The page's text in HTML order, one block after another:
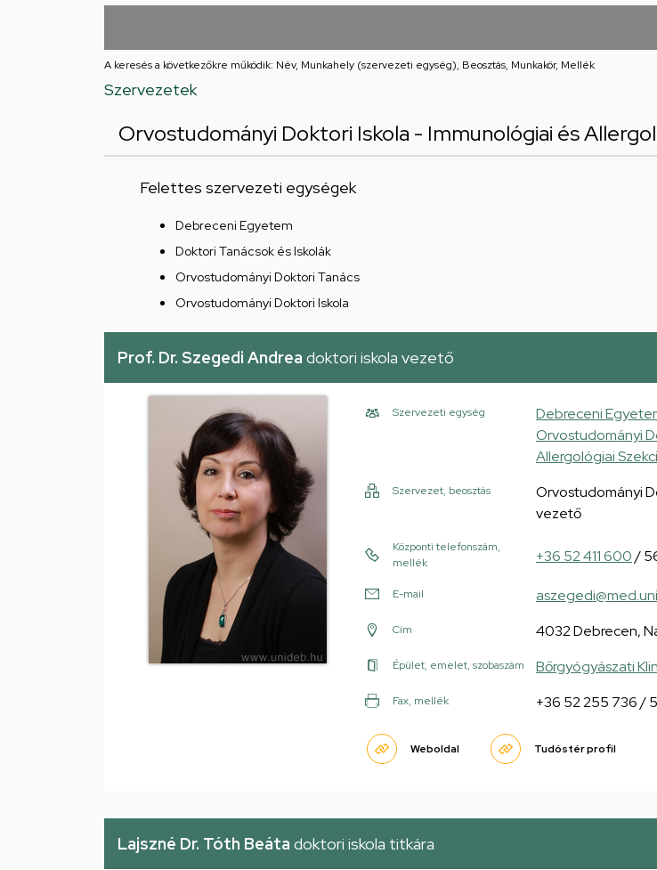
feladatellátási
A keresés a következőkre működik: Név, Munkahely (szervezeti egység), Beosztás, Munkakör, Mellék
Szervezetek
Orvostudományi Doktori Iskola - Immunológiai és
Felettes szervezeti egységek
Debreceni Egyetem
Doktori Tanácsok és Iskolák
Orvostudományi Doktori Tanács
Orvostudományi Doktori Iskola
Prof. Dr. Szegedi Andrea doktori iskola vezető
Szervezeti egység
Debreceni
Orvostudományi
Allergológiai
Szervezet, beosztás
Orvostudományi
vezető
Központi telefonszám,
mellék
+36 52 411 600/
E-mail
Cím 4032 Debrecen,
Épület, emelet, szobaszám Bőrgyógyászati
Fax, mellék +36 52 255 736 /
Weboldal Tudóstér profil
Lajszné Dr. Tóth Beáta doktori iskola titkára